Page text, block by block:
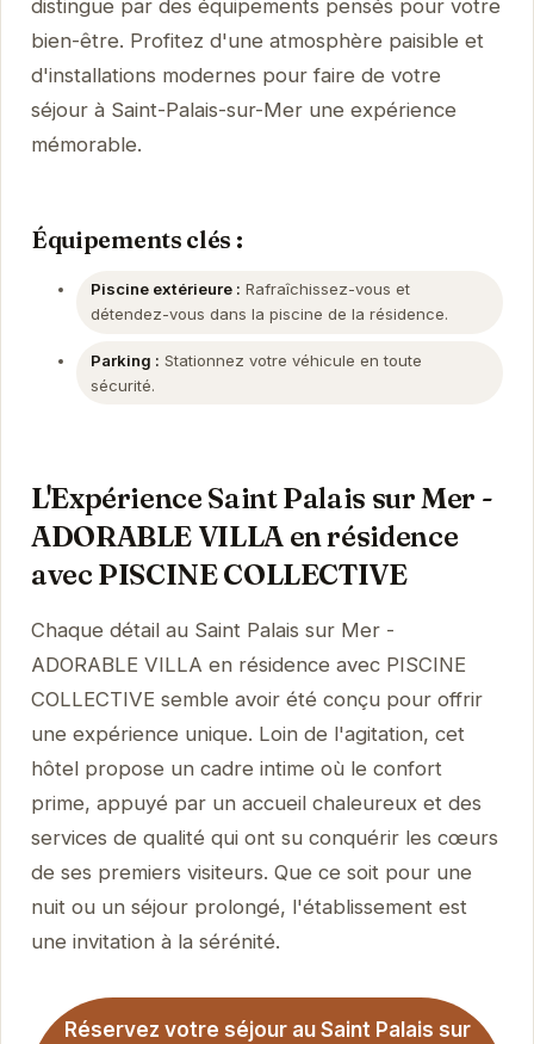
distingue par des équipements pensés pour votre
bien-être. Profitez d'une atmosphère paisible et
d'installations modernes pour faire de votre
séjour à Saint-Palais-sur-Mer une expérience
mémorable.
Équipements clés :
Piscine extérieure : Rafraîchissez-vous et
détendez-vous dans la piscine de la résidence.
Parking : Stationnez votre véhicule en toute
sécurité.
L'Expérience Saint Palais sur Mer -
ADORABLE VILLA en résidence
avec PISCINE COLLECTIVE
Chaque détail au Saint Palais sur Mer -
ADORABLE VILLA en résidence avec PISCINE
COLLECTIVE semble avoir été conçu pour offrir
une expérience unique. Loin de l'agitation, cet
hôtel propose un cadre intime où le confort
prime, appuyé par un accueil chaleureux et des
services de qualité qui ont su conquérir les cœurs
de ses premiers visiteurs. Que ce soit pour une
nuit ou un séjour prolongé, l'établissement est
une invitation à la sérénité.
Réservez votre séjour au Saint Palais sur